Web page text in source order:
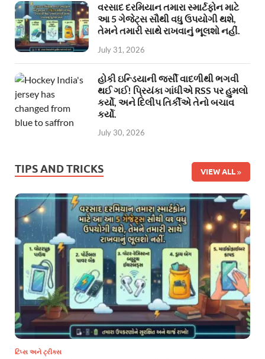
વરસાદ દરમિયાન તમારા સ્માર્ટફોન માટે
આ 5 ગેજેટ્સ સૌથી વધુ ઉપયોગી થશે,
તેમને તમારી સાથે રાખવાનું ભૂલશો નહીં.
July 31, 2026
હોકી ઇન્ડિયાની જર્સી વાદળીથી ભગવી
થઈ ગઈ! પ્રિયંકા ગાંધીએ RSS પર હુમલો
કર્યો, અને દિલીપ તિર્કીએ તેનો બચાવ
કર્યો.
July 30, 2026
TIPS AND TRICKS VIEW ALL
ટિપ્સ અને ટ્રીક્સ